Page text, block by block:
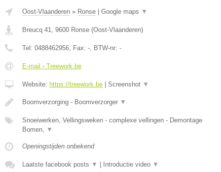
Oost-Vlaanderen » Ronse Google maps ▼
Breucq 41 9600 Ronse (Oost-Vlaanderen)
Tel: 0488462956 , Fax: - , BTW-nr: -
E-mail › Treework.be
Website: https://treework.be Screenshot ▼
Boomverzorging - Boomverzorger ▼
Snoeiwerken, Vellingsweken - complexe vellingen - Demontage
Bomen,
▼
Openingstijden onbekend
Laatste facebook posts ▼ Introductie video ▼